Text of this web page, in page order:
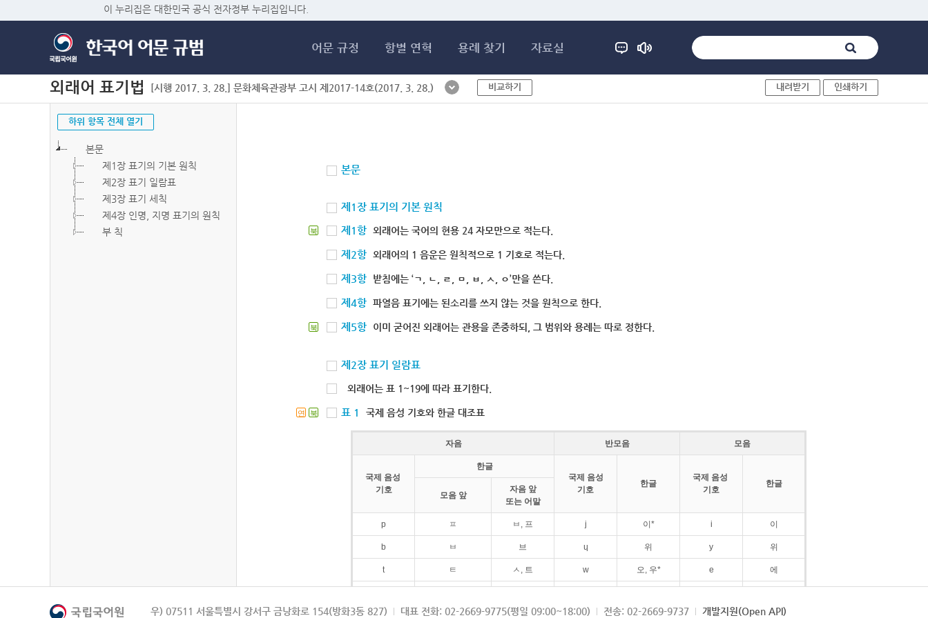
이 누리집은 대한민국 공식 전자정부 누리집입니다.
어문 규정 항별 연혁 용례 찾기 자료실
외래어 표기법 [시행 2017. 3. 28.] 문화체육관광부 고시 제2017-14호(2017. 3. 28.) 비교하기 내려받기 인쇄하기
하위 항목 전체 열기
본문
제1장 표기의 기본 원칙
제2장 표기 일람표
제3장 표기 세칙
제4장 인명, 지명 표기의 원칙
부 칙
본문
제1장 표기의 기본 원칙
북 제1항 외래어는 국어의 현용 24 자모만으로 적는다.
제2항 외래어의 1 음운은 원칙적으로 1 기호로 적는다.
제3항 받침에는 ‘ㄱ, ㄴ, ㄹ, ㅁ, ㅂ, ㅅ, ㅇ’만을 쓴다.
제4항 파열음 표기에는 된소리를 쓰지 않는 것을 원칙으로 한다.
북 제5항 이미 굳어진 외래어는 관용을 존중하되, 그 범위와 용례는 따로 정한다.
제2장 표기 일람표
외래어는 표 1~19에 따라 표기한다.
연 북 표 1 국제 음성 기호와 한글 대조표
자음 반모음 모음
국제 음성
기호
한글
국제 음성
기호
한글
국제 음성
기호
한글
모음 앞
자음 앞
또는 어말
p ㅍ ㅂ, 프 j 이* i 이
b ㅂ 브 ɥ 위 y 위
t ㅌ ㅅ, 트 w 오, 우* e 에
k ㅋ ㄱ, 크 ɛ 에
우) 07511 서울특별시 강서구 금낭화로 154(방화3동 827) 대표 전화: 02-2669-9775(평일 09:00~18:00) 전송: 02-2669-9737 개발지원(Open API)